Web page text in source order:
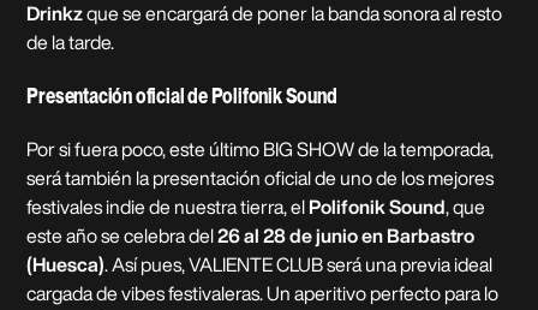
Drinkzque se encargará de poner la banda sonora al resto
de la tarde.
Presentación oficial de Polifonik Sound
Por si fuera poco, este último BIG SHOW de la temporada,
será también la presentación oficial de uno de los mejores
festivales indie de nuestra tierra, el Polifonik Sound , que
este año se celebra del26 al 28 de junio en Barbastro
(Huesca) . Así pues, VALIENTE CLUB será una previa ideal
cargada de vibes festivaleras. Un aperitivo perfecto para lo